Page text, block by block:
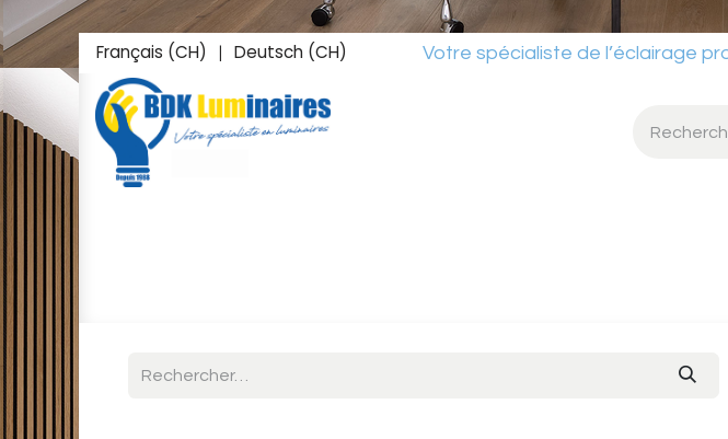
Français (CH) Deutsch (CH) Votre spécialiste de l’éclairage